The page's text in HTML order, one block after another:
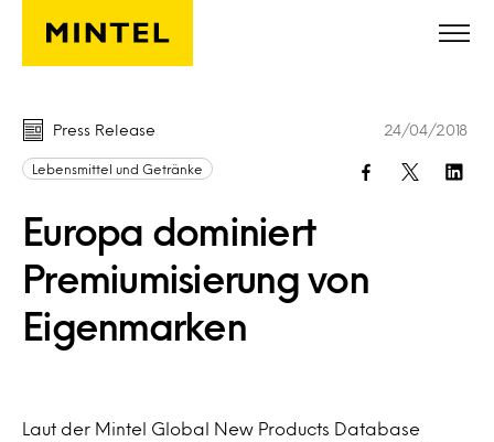
Skip to main content
Press Release
Lebensmittel und Getränke
Europa dominiert
Premiumisierung von
Eigenmarken
24/04/2018
Laut der Mintel Global New Products Database